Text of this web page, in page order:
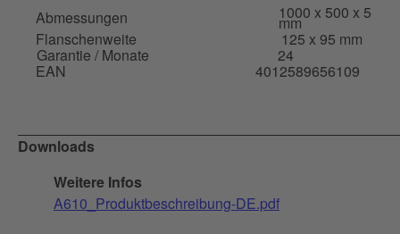
Abmessungen 1000 x 500 x 5
mm
Flanschenweite 125 x 95 mm
Garantie / Monate 24
EAN 4012589656109
Downloads
Weitere Infos
A610_Produktbeschreibung-DE.pdf